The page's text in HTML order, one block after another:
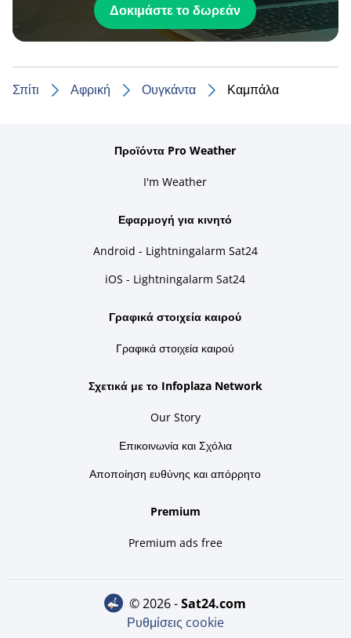
Δοκιμάστε το δωρεάν
Σπίτι Αφρική Ουγκάντα Καμπάλα
Προϊόντα Pro Weather
I'm Weather
Εφαρμογή για κινητό
Android - Lightningalarm Sat24
iOS - Lightningalarm Sat24
Γραφικά στοιχεία καιρού
Γραφικά στοιχεία καιρού
Σχετικά με το Infoplaza Network
Our Story
Επικοινωνία και Σχόλια
Αποποίηση ευθύνης και απόρρητο
Premium
Premium ads free
© 2026 - sat24.com
Ρυθμίσεις cookie